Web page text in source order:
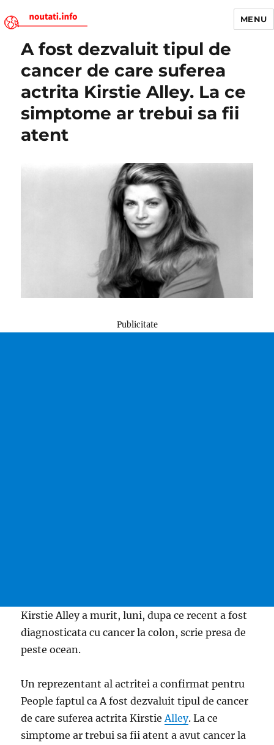
Noutati.Info
MENU
A fost dezvaluit tipul de
cancer de care suferea
actrita Kirstie Alley. La ce
simptome ar trebui sa fii
atent
Publicitate
Kirstie Alley a murit, luni, dupa ce recent a fost
diagnosticata cu cancer la colon, scrie presa de
peste ocean.
Un reprezentant al actritei a confirmat pentru
People faptul ca A fost dezvaluit tipul de cancer
de care suferea actrita KirstieAlley. La ce
simptome ar trebui sa fii atent a avut cancer la